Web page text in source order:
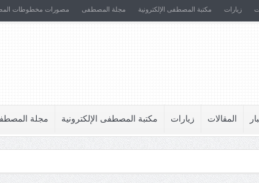
زيارات مكتبة المصطفى الإلكترونية مجلة المصطفى مصورات مخطوطات
المقالات زيارات مكتبة المصطفى الإلكترونية مجلة